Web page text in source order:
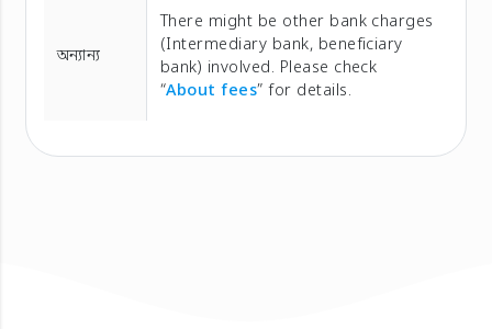
অন্যান্য
There might be other bank charges
(Intermediary bank, beneficiary
bank) involved. Please check
“About fees” for details.